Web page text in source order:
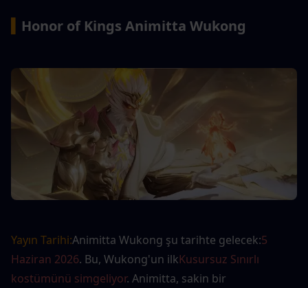
Honor of Kings Animitta Wukong
Yayın Tarihi:Animitta Wukong şu tarihte gelecek:5
Haziran 2026. Bu, Wukong'un ilkKusursuz Sınırlı
kostümünü simgeliyor. Animitta, sakin bir